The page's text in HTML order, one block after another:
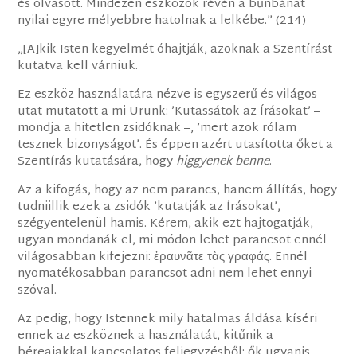
és olvasott. Mindezen eszközök révén a bűnbánat
nyilai egyre mélyebbre hatolnak a lelkébe.” (214)
„[A]kik Isten kegyelmét óhajtják, azoknak a Szentírást
kutatva kell várniuk.
Ez eszköz használatára nézve is egyszerű és világos
utat mutatott a mi Urunk: ’Kutassátok az Írásokat’ –
mondja a hitetlen zsidóknak –, ’mert azok rólam
tesznek bizonyságot’. És éppen azért utasította őket a
Szentírás kutatására, hogyhiggyenek benne.
Az a kifogás, hogy az nem parancs, hanem állítás, hogy
tudniillik ezek a zsidók ’kutatják az Írásokat’,
szégyentelenül hamis. Kérem, akik ezt hajtogatják,
ugyan mondanák el, mi módon lehet parancsot ennél
világosabban kifejezni: ἐραυνᾶτε τὰς γραφάς. Ennél
nyomatékosabban parancsot adni nem lehet ennyi
szóval.
Az pedig, hogy Istennek mily hatalmas áldása kíséri
ennek az eszköznek a használatát, kitűnik a